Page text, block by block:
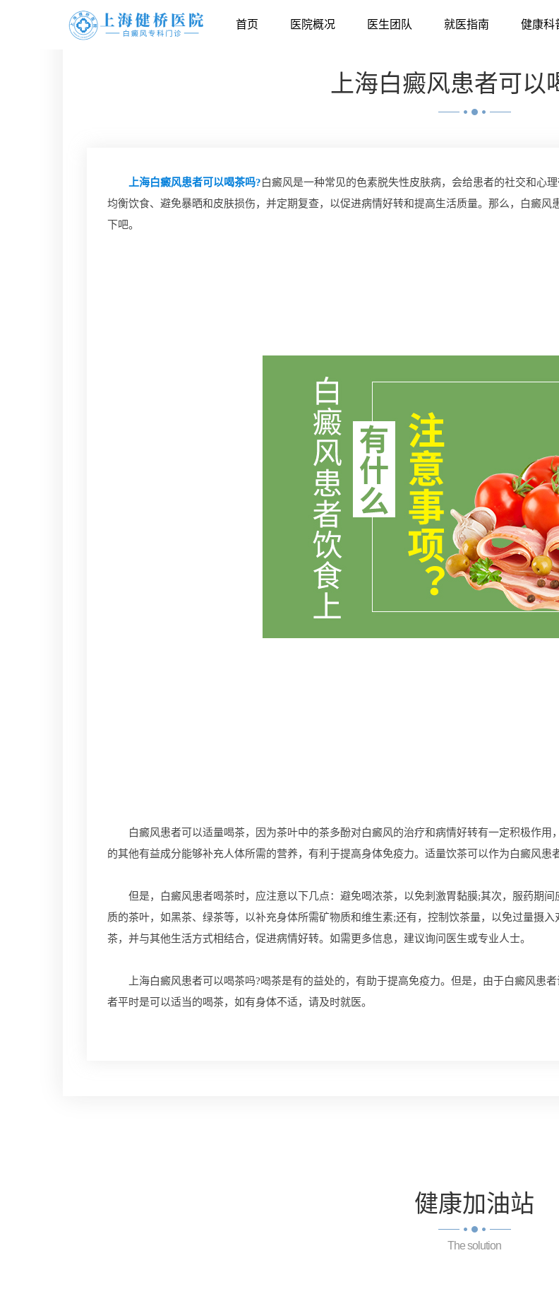
首页 医院概况 医生团队 就医指南 健康科
上海白癜风患者可以
上海白癜风患者可以喝茶吗?白癜风是一种常见的色素脱失性皮肤病，会给患者的社交和心
均衡饮食、避免暴晒和皮肤损伤，并定期复查，以促进病情好转和提高生活质量。那么，白癜风
下吧。
白癜风患者可以适量喝茶，因为茶叶中的茶多酚对白癜风的治疗和病情好转有一定积极作用
的其他有益成分能够补充人体所需的营养，有利于提高身体免疫力。适量饮茶可以作为白癜风患
但是，白癜风患者喝茶时，应注意以下几点：避免喝浓茶，以免刺激胃黏膜;其次，服药期间
质的茶叶，如黑茶、绿茶等，以补充身体所需矿物质和维生素;还有，控制饮茶量，以免过量摄
茶，并与其他生活方式相结合，促进病情好转。如需更多信息，建议询问医生或专业人士。
上海白癜风患者可以喝茶吗?喝茶是有的益处的，有助于提高免疫力。但是，由于白癜风患
者平时是可以适当的喝茶，如有身体不适，请及时就医。
健康加油站
The solution